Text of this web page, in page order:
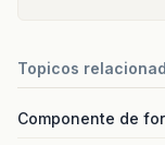
Topicos
Componente de